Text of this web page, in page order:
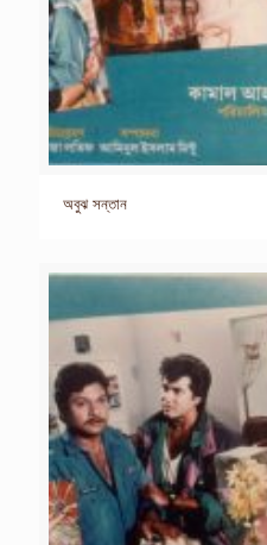
অবুঝ সন্তান